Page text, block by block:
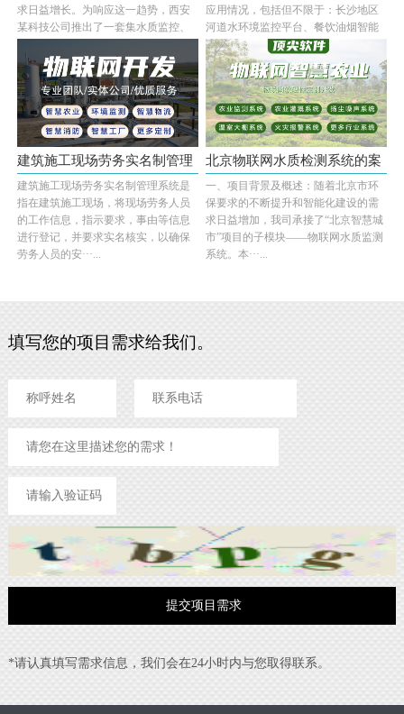
求日益增长。为响应这一趋势，西安
某科技公司推出了一套集水质监控、
应用情况，包括但不限于：长沙地区
河道水环境监控平台、餐饮油烟智能
监测系统和智···...
建筑施工现场劳务实名制管理
系统
建筑施工现场劳务实名制管理系统是
指在建筑施工现场，将现场劳务人员
的工作信息，指示要求，事由等信息
进行登记，并要求实名核实，以确保
劳务人员的安···...
北京物联网水质检测系统的案
例展示···
一、项目背景及概述：随着北京市环
保要求的不断提升和智能化建设的需
求日益增加，我司承接了“北京智慧城
市”项目的子模块——物联网水质监测
系统。本···...
填写您的项目需求给我们。
*请认真填写需求信息，我们会在24小时内与您取得联系。